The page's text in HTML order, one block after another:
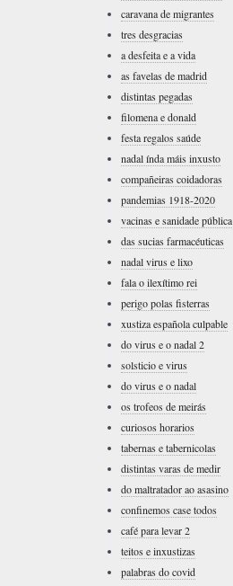
caravana de migrantes
tres desgracias
a desfeita e a vida
as favelas de madrid
distintas pegadas
filomena e donald
festa regalos saúde
nadal índa máis inxusto
compañeiras coidadoras
pandemias 1918-2020
vacinas e sanidade pública
das sucias farmacéuticas
nadal virus e lixo
fala o ilexítimo rei
perigo polas fisterras
xustiza española culpable
do virus e o nadal 2
solsticio e virus
do virus e o nadal
os trofeos de meirás
curiosos horarios
tabernas e tabernicolas
distintas varas de medir
do maltratador ao asasino
confinemos case todos
café para levar 2
teitos e inxustizas
palabras do covid